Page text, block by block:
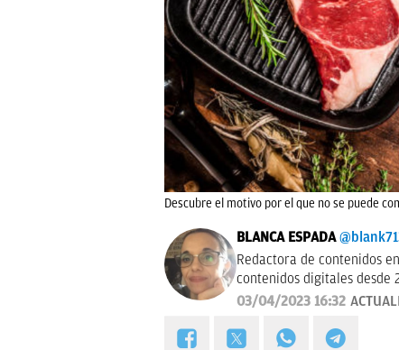
Descubre el motivo por el que no se puede
BLANCA ESPADA
Redactora de contenidos
contenidos digitales desde
03/04/2023 16:32